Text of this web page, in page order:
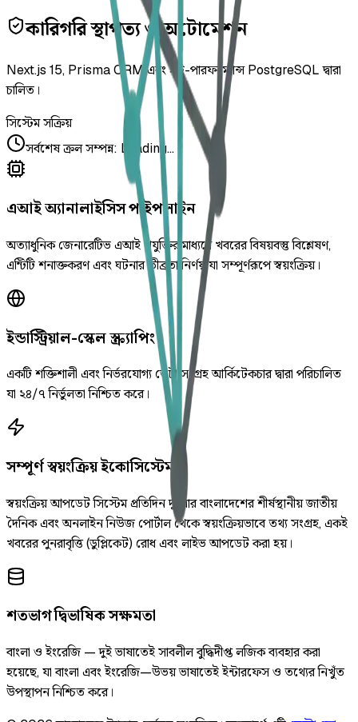
কারিগরি স্থাপত্য ও অটোমেশন
Next.js 15, Prisma ORM এবং হাই-পারফরম্যান্স PostgreSQL দ্বারা
চালিত।
সিস্টেম সক্রিয়
সর্বশেষ ক্রল সম্পন্ন: Loading...
এআই অ্যানালাইসিস পাইপলাইন
অত্যাধুনিক জেনারেটিভ এআই প্রযুক্তির মাধ্যমে খবরের বিষয়বস্তু বিশ্লেষণ,
এন্টিটি শনাক্তকরণ এবং ঘটনার তীব্রতা নির্ণয় যা সম্পূর্ণরূপে স্বয়ংক্রিয়।
ইন্ডাস্ট্রিয়াল-স্কেল স্ক্র্যাপিং
একটি শক্তিশালী এবং নির্ভরযোগ্য ডেটা সংগ্রহ আর্কিটেকচার দ্বারা পরিচালিত
যা ২৪/৭ নির্ভুলতা নিশ্চিত করে।
সম্পূর্ণ স্বয়ংক্রিয় ইকোসিস্টেম
স্বয়ংক্রিয় আপডেট সিস্টেম প্রতিদিন দুইবার বাংলাদেশের শীর্ষস্থানীয় জাতীয়
দৈনিক এবং অনলাইন নিউজ পোর্টাল থেকে স্বয়ংক্রিয়ভাবে তথ্য সংগ্রহ, একই
খবরের পুনরাবৃত্তি (ডুপ্লিকেট) রোধ এবং লাইভ আপডেট করা হয়।
শতভাগ দ্বিভাষিক সক্ষমতা
বাংলা ও ইংরেজি — দুই ভাষাতেই সাবলীল বুদ্ধিদীপ্ত লজিক ব্যবহার করা
হয়েছে, যা বাংলা এবং ইংরেজি—উভয় ভাষাতেই ইন্টারফেস ও তথ্যের নিখুঁত
উপস্থাপন নিশ্চিত করে।